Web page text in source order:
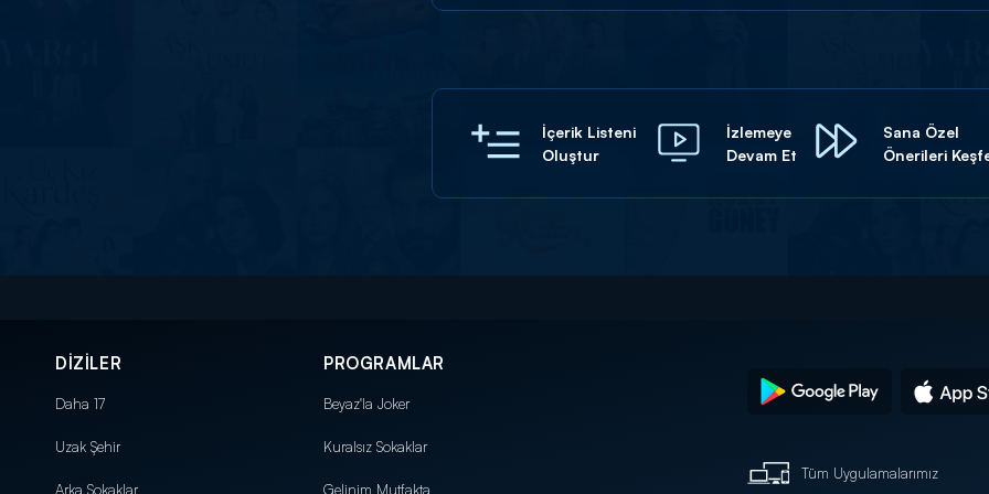
İçerik Listeni
Oluştur
İzlemeye
Devam Et
Sana Özel
Önerileri
DİZİLER
Daha 17
Uzak Şehir
Arka Sokaklar
PROGRAMLAR
Beyaz'la Joker
Kuralsız Sokaklar
Gelinim Mutfakta
Tüm Uygulamalarımız